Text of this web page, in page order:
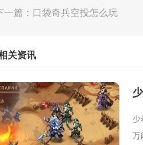
一篇：口袋奇兵空投怎么玩
关资讯
少
万